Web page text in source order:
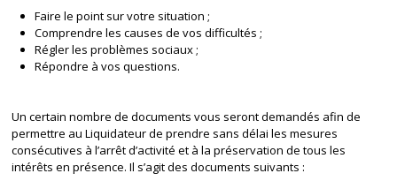
Faire le point sur votre situation ;
Comprendre les causes de vos difficultés ;
Régler les problèmes sociaux ;
Répondre à vos questions.
Un certain nombre de documents vous seront demandés afin de
permettre au Liquidateur de prendre sans délai les mesures
consécutives à l’arrêt d’activité et à la préservation de tous les
intérêts en présence. Il s’agit des documents suivants :